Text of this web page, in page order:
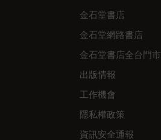
金石堂書店
金石堂網路書店
金石堂書店全台門市
出版情報
工作機會
隱私權政策
資訊安全通報